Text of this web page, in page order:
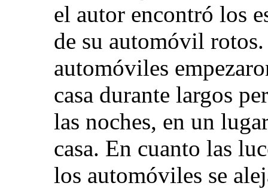
el autor encontró los
de su automóvil
automóviles
casa durante largos
las noches, en un
casa. En cuanto las
los automóviles se